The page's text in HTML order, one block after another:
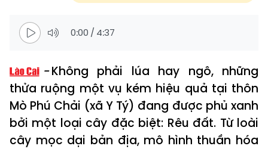
0:00 / 4:37
Không phải lúa hay ngô, những
thửa ruộng một vụ kém hiệu quả tại thôn
Mò Phú Chải (xã Y Tý) đang được phủ xanh
bởi một loại cây đặc biệt: Rêu đất. Từ loài
cây mọc dại bản địa, mô hình thuần hóa